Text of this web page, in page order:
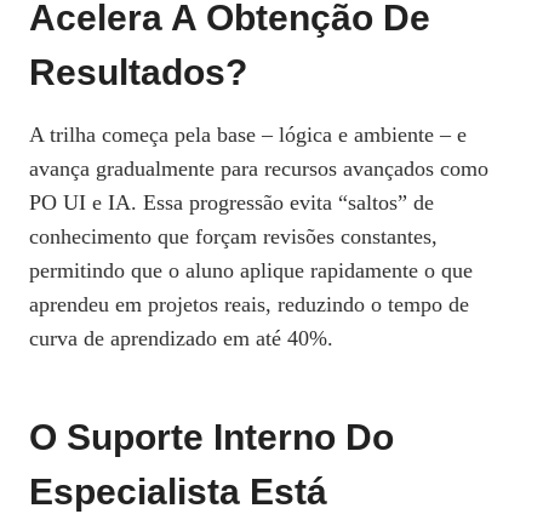
Acelera A Obtenção De
Resultados?
A trilha começa pela base – lógica e ambiente – e
avança gradualmente para recursos avançados como
PO UI e IA. Essa progressão evita “saltos” de
conhecimento que forçam revisões constantes,
permitindo que o aluno aplique rapidamente o que
aprendeu em projetos reais, reduzindo o tempo de
curva de aprendizado em até 40%.
O Suporte Interno Do
Especialista Está